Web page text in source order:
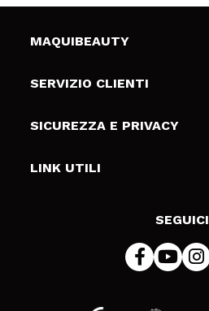
MAQUIBEAUTY
Chi siamo
Gift Cards
SERVIZIO CLIENTI
Spedizioni & Resi
Metodi di pagamamento
SICUREZZA E PRIVACY
Termini e condizioni
LINK UTILI
SEGUICI